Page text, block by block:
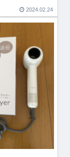
💦お引越し
2024.02.24